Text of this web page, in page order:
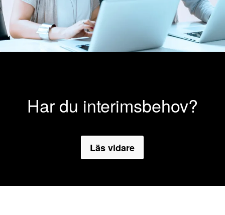
Har du interimsbehov?
Läs vidare